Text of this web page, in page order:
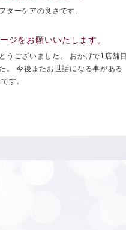
ターケアの良さです。
ジをお願いいたします。
うございました。 おかげで1店舗目
。 今後またお世話になる事がある
す。